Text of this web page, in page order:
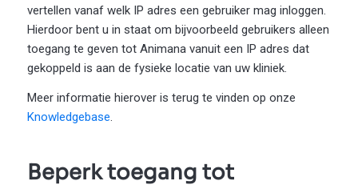
vertellen vanaf welk IP adres een gebruiker mag inloggen.
Hierdoor bent u in staat om bijvoorbeeld gebruikers alleen
toegang te geven tot Animana vanuit een IP adres dat
gekoppeld is aan de fysieke locatie van uw kliniek.
Meer informatie hierover is terug te vinden op onze
Knowledgebase.
Beperk toegang tot